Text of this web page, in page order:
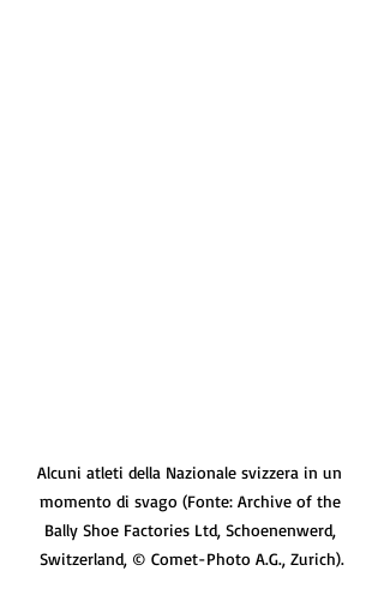
Alcuni atleti della Nazionale svizzera in un
momento di svago (Fonte: Archive of the
Bally Shoe Factories Ltd, Schoenenwerd,
Switzerland, © Comet-Photo A.G., Zurich).